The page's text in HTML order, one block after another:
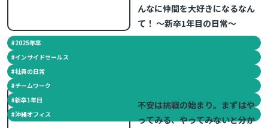
んなに仲間を大好きになるなん
て！ ～新卒1年目の日常～
#2025年卒
#インサイドセールス
#社員の日常
#チームワーク
#新卒1年目
#沖縄オフィス
不安は挑戦の始まり。まずはや
ってみる、やってみないと分か